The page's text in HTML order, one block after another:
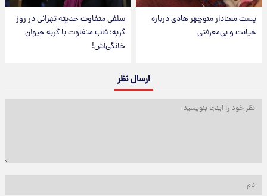
پست معنادار منوچهر هادی درباره
خیانت و بی‌معرفتی
سلفی متفاوت حدیثه تهرانی در روز
گربه؛ قاب متفاوت با گربه حیوان
خانگی‌اش!
ارسال نظر